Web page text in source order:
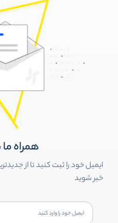
همراه
ایمیل خود را ثبت کنید تا از
خبر شوید